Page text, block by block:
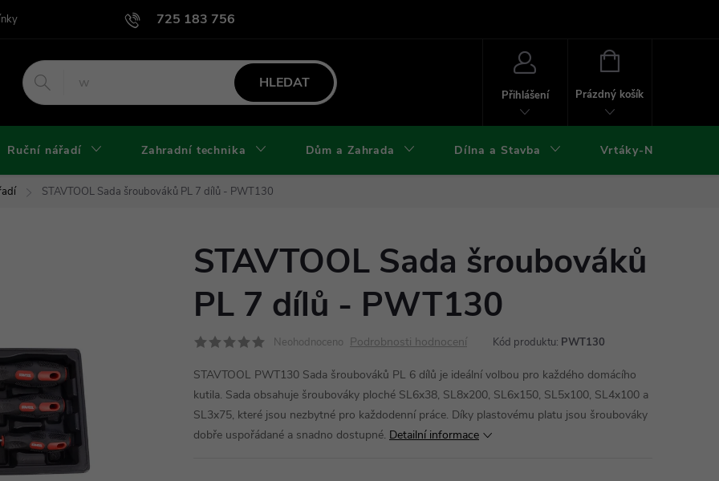
725 183 756
Podmínky užití webu Podmínky ochrany osobních údajů a cookies
HLEDAT
Přihlášení
NÁKUPNÍ
Prázdný košík
Ruční nářadí Zahradní technika Dům a Zahrada Dílna a Stavba Vrtáky-Nástroje
STAVTOOL Sada šroubováků PL 7 dílů - PWT130
STAVTOOL Sada šroubováků
PL 7 dílů - PWT130
Neohodnoceno Podrobnosti hodnocení Kód produktu: PWT130
STAVTOOL PWT130 Sada šroubováků PL 6 dílů je ideální volbou pro každého domácího
kutila. Sada obsahuje šroubováky ploché SL6x38, SL8x200, SL6x150, SL5x100, SL4x100 a
SL3x75, které jsou nezbytné pro každodenní práce. Díky plastovému platu jsou šroubováky
dobře uspořádané a snadno dostupné. Detailní informace